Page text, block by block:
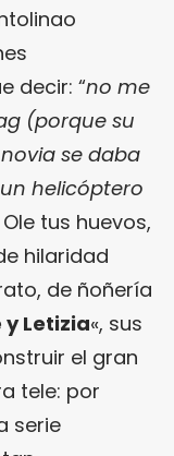
decir: “no me
(porque su
se daba
helicóptero
Ole tus huevos,
hilaridad
de ñoñería
y Letizia«, sus
el gran
tele: por
serie